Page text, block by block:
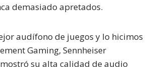
demasiado apretados.
audífono de juegos y lo hicimos
Gaming, Sennheiser
su alta calidad de audio